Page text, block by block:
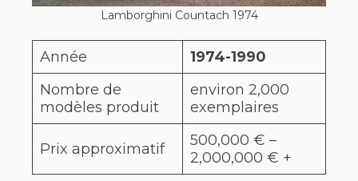
Lamborghini Countach 1974
Année
1974-1990
Nombre de
modèles produit
environ 2,000
exemplaires
Prix approximatif
500,000 € –
2,000,000 € +